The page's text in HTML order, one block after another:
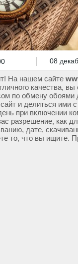
08
На нашем сайте
качества,
по обмену
и делиться ими
при включении
разрешение, как
дате,
то, что вы ищите.